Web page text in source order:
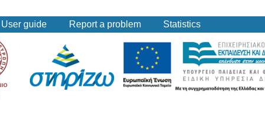
User guide Report a problem Statistics